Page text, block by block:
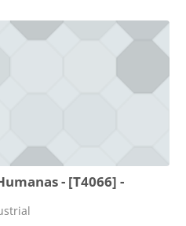
- [T4066] -